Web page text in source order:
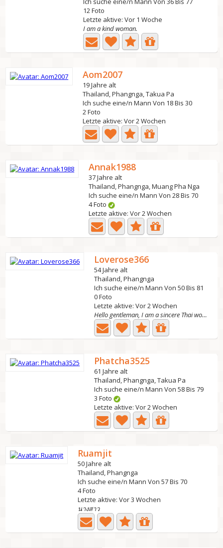
12 Foto
Letzte aktive: Vor 1 Woche
I am a kind woman.
Aom2007
19 Jahre alt
Thailand, Phangnga, Takua Pa
Ich suche eine/n Mann Von 18 Bis 30
2 Foto
Letzte aktive: Vor 2 Wochen
Annak1988
37 Jahre alt
Thailand, Phangnga, Muang Pha Nga
Ich suche eine/n Mann Von 28 Bis 70
4 Foto
Letzte aktive: Vor 2 Wochen
Loverose366
54 Jahre alt
Thailand, Phangnga
Ich suche eine/n Mann Von 50 Bis 81
0 Foto
Letzte aktive: Vor 2 Wochen
Hello gentleman, I am a sincere Thai woman Who is very...
Phatcha3525
61 Jahre alt
Thailand, Phangnga, Takua Pa
Ich suche eine/n Mann Von 58 Bis 79
3 Foto
Letzte aktive: Vor 2 Wochen
Ruamjit
50 Jahre alt
Thailand, Phangnga
Ich suche eine/n Mann Von 57 Bis 70
4 Foto
Letzte aktive: Vor 3 Wochen
นางสาว